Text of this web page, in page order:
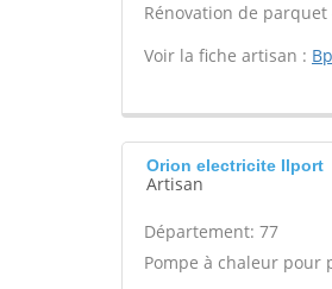
Rénovation de parquet
Voir la fiche artisan :
Orion electricite Ilport
Artisan
Département: 77
Pompe à chaleur pour